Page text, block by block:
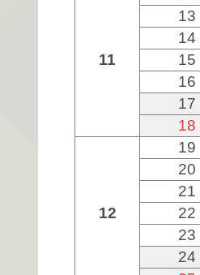
11
13
14
15
16
17
18
12
19
20
21
22
23
24